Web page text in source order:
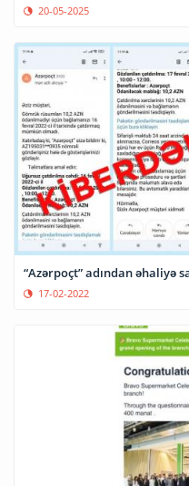
20-05-2025
“Azərpoçt” adından
17-02-2022